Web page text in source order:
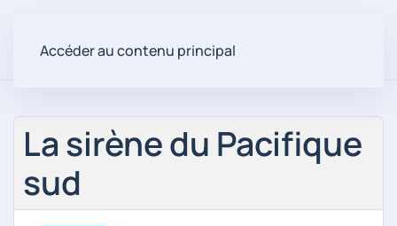
Accéder au contenu principal
La sirène du Pacifique
sud